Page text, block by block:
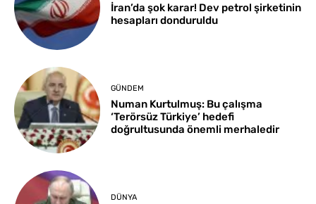
İran’da şok karar! Dev petrol şirketinin
hesapları donduruldu
GÜNDEM
Numan Kurtulmuş: Bu çalışma
‘Terörsüz Türkiye’ hedefi
doğrultusunda önemli merhaledir
DÜNYA